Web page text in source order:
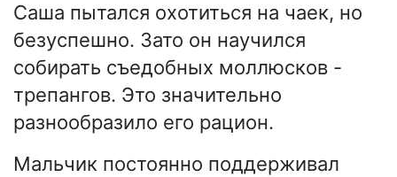
Саша пытался охотиться на чаек, но
безуспешно. Зато он научился
собирать съедобных моллюсков -
трепангов. Это значительно
разнообразило его рацион.
Мальчик постоянно поддерживал